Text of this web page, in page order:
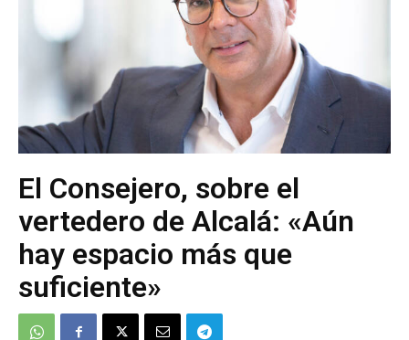
El Consejero, sobre el
vertedero de Alcalá: «Aún
hay espacio más que
suficiente»